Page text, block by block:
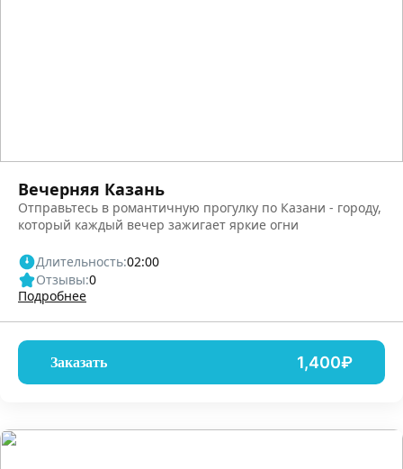
Вечерняя Казань
Отправьтесь в романтичную прогулку по Казани - городу,
который каждый вечер зажигает яркие огни
Длительность:02:00
Отзывы:0
Подробнее
Заказать 1,400₽